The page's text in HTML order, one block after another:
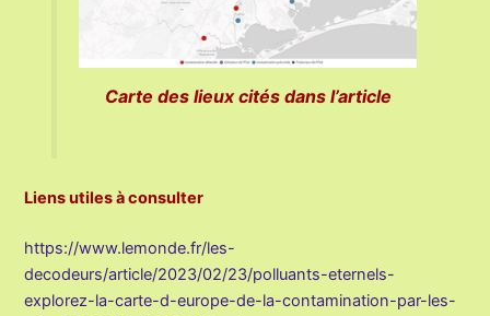
Carte des lieux cités dans l’article
Liens utiles à consulter
https://www.lemonde.fr/les-
decodeurs/article/2023/02/23/polluants-eternels-
explorez-la-carte-d-europe-de-la-contamination-par-les-